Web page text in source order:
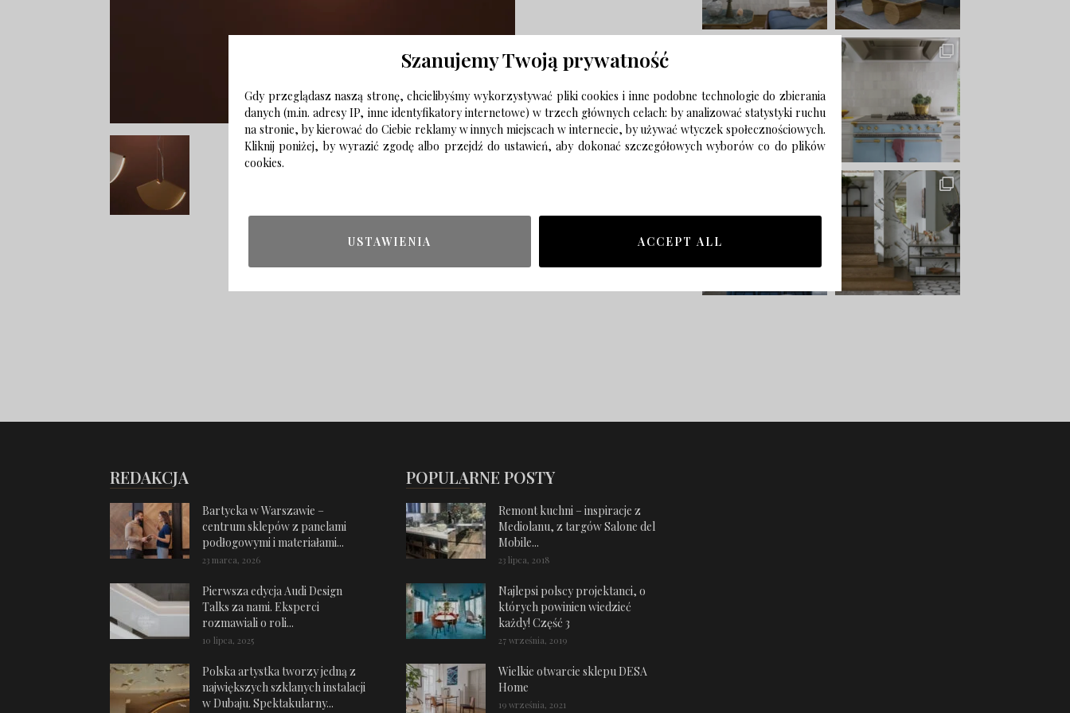
REDAKCJA
Bartycka w Warszawie –
centrum sklepów z panelami
podłogowymi i materiałami...
23 marca, 2026
Pierwsza edycja Audi Design
Talks za nami. Eksperci
rozmawiali o roli...
10 lipca, 2025
Polska artystka tworzy jedną z
największych szklanych instalacji
w Dubaju. Spektakularny...
POPULARNE POSTY
Remont kuchni – inspiracje z
Mediolanu, z targów Salone del
Mobile...
23 lipca, 2018
Najlepsi polscy projektanci, o
których powinien wiedzieć
każdy! Część 3
27 września, 2019
Wielkie otwarcie sklepu DESA
Home
19 września, 2021
Szanujemy Twoją prywatność
Gdy przeglądasz naszą stronę, chcielibyśmy wykorzystywać pliki cookies i inne podobne technologie do zbierania
danych (m.in. adresy IP, inne identyfikatory internetowe) w trzech głównych celach: by analizować statystyki ruchu
na stronie, by kierować do Ciebie reklamy w innych miejscach w internecie, by używać wtyczek społecznościowych.
Kliknij poniżej, by wyrazić zgodę albo przejdź do ustawień, aby dokonać szczegółowych wyborów co do plików
cookies.
USTAWIENIA ACCEPT ALL